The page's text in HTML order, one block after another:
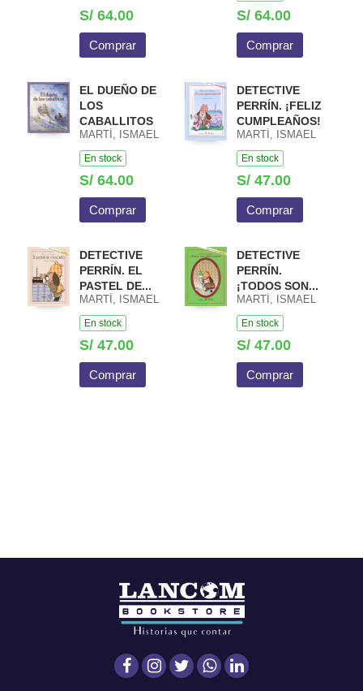
S/ 64.00
Comprar
S/ 64.00
Comprar
EL DUEÑO DE
LOS
CABALLITOS
MARTÍ, ISMAEL
En stock
S/ 64.00
Comprar
DETECTIVE
PERRÍN. ¡FELIZ
CUMPLEAÑOS!
MARTÍ, ISMAEL
En stock
S/ 47.00
Comprar
DETECTIVE
PERRÍN. EL
PASTEL DE...
MARTÍ, ISMAEL
En stock
S/ 47.00
Comprar
DETECTIVE
PERRÍN.
¡TODOS SON...
MARTÍ, ISMAEL
En stock
S/ 47.00
Comprar